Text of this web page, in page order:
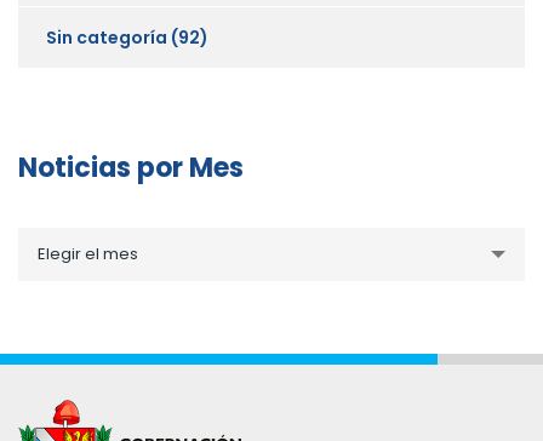
Sin categoría (92)
Noticias por Mes
porElegir el mes